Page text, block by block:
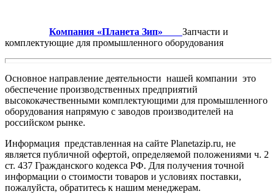
Компания «Планета Зип» Запчасти и
комплектующие для промышленного оборудования
Основное направление деятельности нашей компании это
обеспечение производственных предприятий
высококачественными комплектующими для промышленного
оборудования напрямую с заводов производителей на
российском рынке.
Информация представленная на сайте Planetazip.ru, не
является публичной офертой, определяемой положениями ч. 2
ст. 437 Гражданского кодекса РФ. Для получения точной
информации о стоимости товаров и условиях поставки,
пожалуйста, обратитесь к нашим менеджерам.